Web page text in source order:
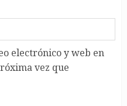
electrónico y web en
vez que